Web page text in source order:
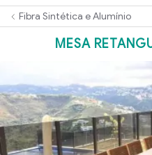
CONTATO
Fibra Sintética e Alumí­nio
MESA